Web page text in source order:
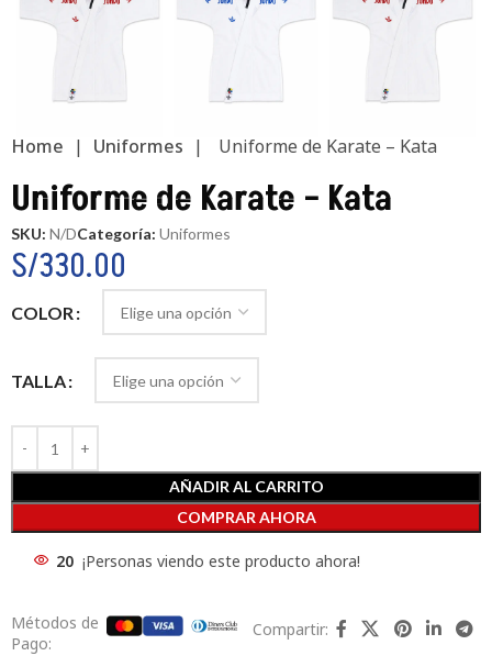
Home | Uniformes | Uniforme de Karate – Kata
Uniforme de Karate – Kata
SKU: N/DCategoría: Uniformes
S/330.00
COLOR
TALLA
AÑADIR AL CARRITO
COMPRAR AHORA
20 ¡Personas viendo este producto ahora!
Métodos de
Pago:
Compartir: